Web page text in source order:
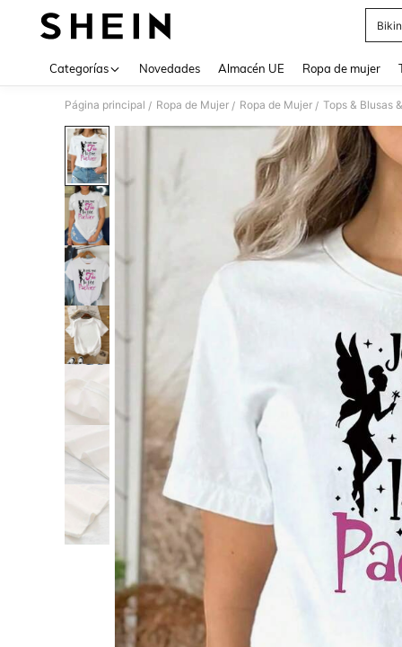
Categorías Novedades Almacén UE Ropa de mujer
Página principal / Ropa de Mujer / Ropa de Mujer / Tops & Blusas